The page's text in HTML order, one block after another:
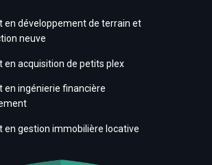
en développement de terrain et
neuve
en acquisition de petits plex
en ingénierie financière
en gestion immobilière locative